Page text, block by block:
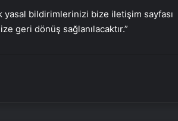
yasal bildirimlerinizi bize iletişim sayfası
geri dönüş sağlanılacaktır.”